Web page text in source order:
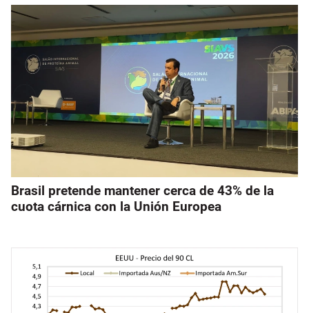
Brasil pretende mantener cerca de 43% de la
cuota cárnica con la Unión Europea